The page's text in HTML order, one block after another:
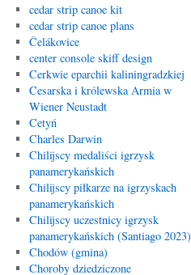
cedar strip canoe kit
cedar strip canoe plans
Čelákovice
center console skiff design
Cerkwie eparchii kaliningradzkiej
Cesarska i królewska Armia w
Wiener Neustadt
Cetyń
Charles Darwin
Chilijscy medaliści igrzysk
panamerykańskich
Chilijscy piłkarze na igrzyskach
panamerykańskich
Chilijscy uczestnicy igrzysk
panamerykańskich (Santiago 2023)
Chodów (gmina)
Choroby dziedziczone